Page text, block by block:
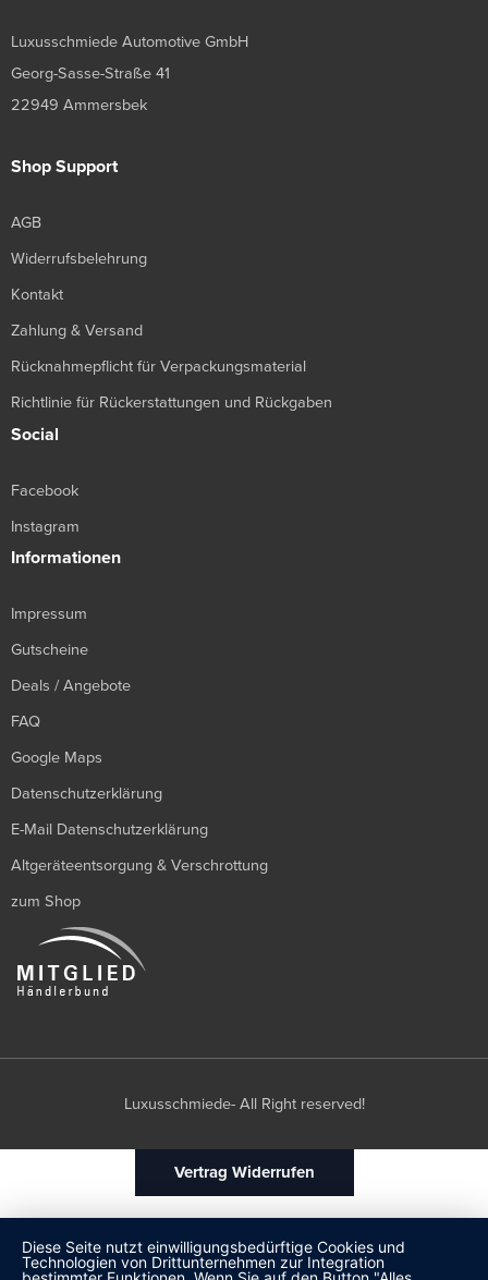
Luxusschmiede Automotive GmbH
Georg-Sasse-Straße 41
22949 Ammersbek
Shop Support
AGB
Widerrufsbelehrung
Kontakt
Zahlung & Versand
Rücknahmepflicht für Verpackungsmaterial
Richtlinie für Rückerstattungen und Rückgaben
Social
Facebook
Instagram
Informationen
Impressum
Gutscheine
Deals / Angebote
FAQ
Google Maps
Datenschutzerklärung
E-Mail Datenschutzerklärung
Altgeräteentsorgung & Verschrottung
zum Shop
Luxusschmiede- All Right reserved!
Vertrag Widerrufen
Diese Seite nutzt einwilligungsbedürftige Cookies und
Technologien von Drittunternehmen zur Integration